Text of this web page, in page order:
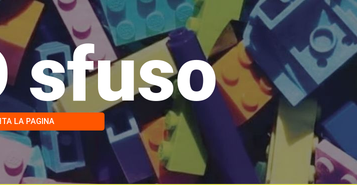
sfuso
LA PAGINA